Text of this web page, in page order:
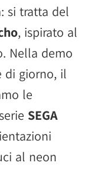
si tratta del
, ispirato al
Nella demo
di giorno, il
le
SEGA
al neon